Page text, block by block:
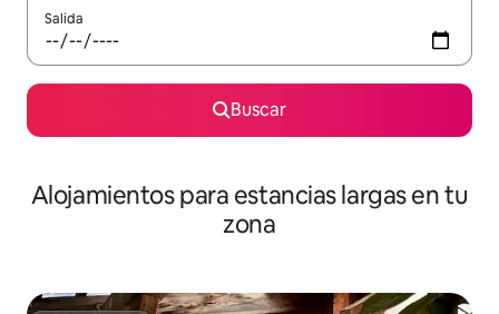
Salida
Buscar
Alojamientos para estancias largas en tu
zona